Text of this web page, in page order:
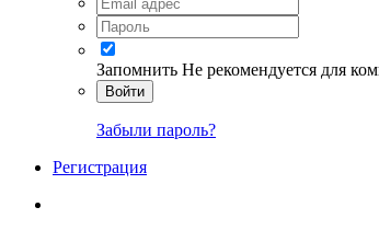
Запомнить Не рекомендуется для
Войти
Забыли пароль?
Регистрация